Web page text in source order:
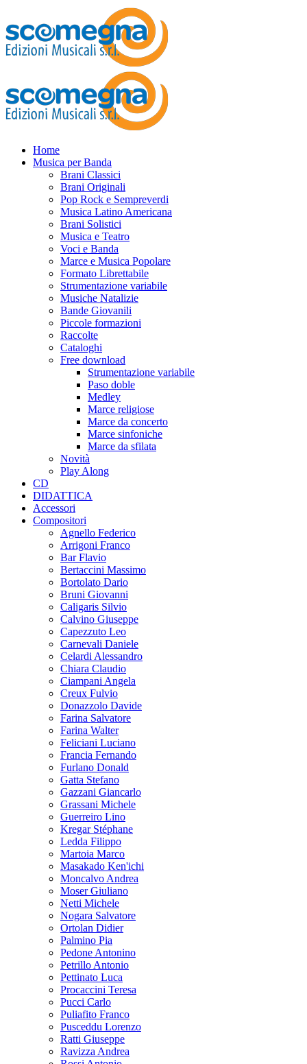
Home
Musica per Banda
Brani Classici
Brani Originali
Pop Rock e Sempreverdi
Musica Latino Americana
Brani Solistici
Musica e Teatro
Voci e Banda
Marce e Musica Popolare
Formato Librettabile
Strumentazione variabile
Musiche Natalizie
Bande Giovanili
Piccole formazioni
Raccolte
Cataloghi
Free download
Strumentazione variabile
Paso doble
Medley
Marce religiose
Marce da concerto
Marce sinfoniche
Marce da sfilata
Novità
Play Along
CD
DIDATTICA
Accessori
Compositori
Agnello Federico
Arrigoni Franco
Bar Flavio
Bertaccini Massimo
Bortolato Dario
Bruni Giovanni
Caligaris Silvio
Calvino Giuseppe
Capezzuto Leo
Carnevali Daniele
Celardi Alessandro
Chiara Claudio
Ciampani Angela
Creux Fulvio
Donazzolo Davide
Farina Salvatore
Farina Walter
Feliciani Luciano
Francia Fernando
Furlano Donald
Gatta Stefano
Gazzani Giancarlo
Grassani Michele
Guerreiro Lino
Kregar Stéphane
Ledda Filippo
Martoia Marco
Masakado Ken'ichi
Moncalvo Andrea
Moser Giuliano
Netti Michele
Nogara Salvatore
Ortolan Didier
Palmino Pia
Pedone Antonino
Petrillo Antonio
Pettinato Luca
Procaccini Teresa
Pucci Carlo
Puliafito Franco
Pusceddu Lorenzo
Ratti Giuseppe
Ravizza Andrea